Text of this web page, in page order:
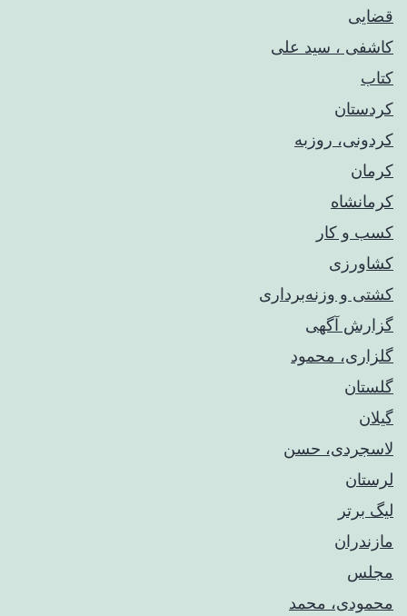
قضایی
کاشفی ، سید علی
کتاب
کردستان
کردونی، روزبه
کرمان
کرمانشاه
کسب و کار
کشاورزی
کشتی و وزنه‌برداری
گزارش آگهی
گلزاری، محمود
گلستان
گیلان
لاسجردی، حسن
لرستان
لیگ برتر
مازندران
مجلس
محمودی، محمد